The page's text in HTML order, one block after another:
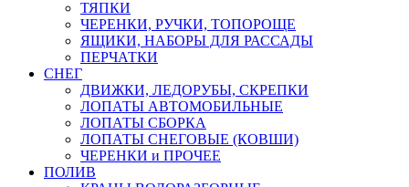
ТЯПКИ
ЧЕРЕНКИ, РУЧКИ, ТОПОРОЩЕ
ЯЩИКИ, НАБОРЫ ДЛЯ РАССАДЫ
ПЕРЧАТКИ
СНЕГ
ДВИЖКИ, ЛЕДОРУБЫ, СКРЕПКИ
ЛОПАТЫ АВТОМОБИЛЬНЫЕ
ЛОПАТЫ СБОРКА
ЛОПАТЫ СНЕГОВЫЕ (КОВШИ)
ЧЕРЕНКИ и ПРОЧЕЕ
ПОЛИВ